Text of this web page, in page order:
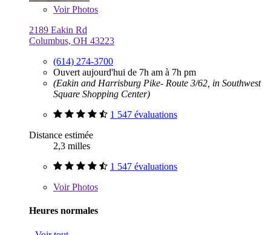
VoirPhotos
2189 Eakin Rd
Columbus, OH 43223
(614) 274-3700
Ouvert aujourd'hui de 7h am à 7h pm
(Eakin and Harrisburg Pike- Route 3/62, in Southwest
Square Shopping Center)
1 547 évaluations
Distance estimée
2,3 milles
1 547 évaluations
VoirPhotos
Heures normales